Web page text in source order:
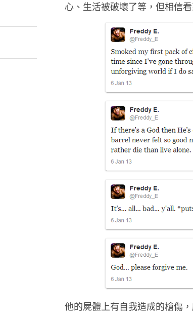
心、生活被破壞了等，但相信
他的屍體上有自我造成的槍傷